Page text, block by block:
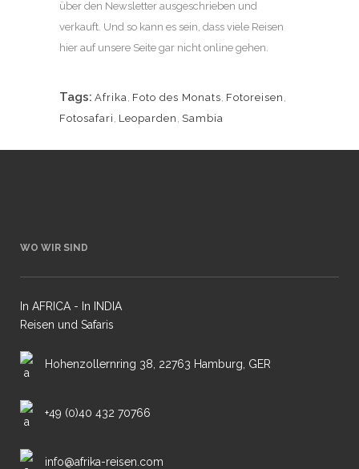
über den Newsletter ausgeschrieben und
verkauft. Und so kann es sein, dass viele Reisen
hier auf unsere Seite gar nicht online gehen.
Tags: Afrika, Foto des Monats, Fotoreisen ,
Fotosafari , Leoparden , Sambia
WO WIR SIND
In AFRICA - In INDIA
Reisen und Safaris
Hohenzollernring 38, 22763 Hamburg, GER
+49 (0)40 432 70766
info@afrika-reisen.com